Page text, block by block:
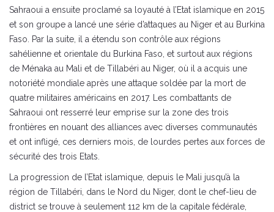
Sahraoui a ensuite proclamé sa loyauté à l’Etat islamique en 2015
et son groupe a lancé une série d’attaques au Niger et au Burkina
Faso. Par la suite, il a étendu son contrôle aux régions
sahélienne et orientale du Burkina Faso, et surtout aux régions
de Ménaka au Mali et de Tillabéri au Niger, où il a acquis une
notoriété mondiale après une attaque soldée par la mort de
quatre militaires américains en 2017. Les combattants de
Sahraoui ont resserré leur emprise sur la zone des trois
frontières en nouant des alliances avec diverses communautés
et ont infligé, ces derniers mois, de lourdes pertes aux forces de
sécurité des trois Etats.
La progression de l’Etat islamique, depuis le Mali jusqu’à la
région de Tillabéri, dans le Nord du Niger, dont le chef-lieu de
district se trouve à seulement 112 km de la capitale fédérale,